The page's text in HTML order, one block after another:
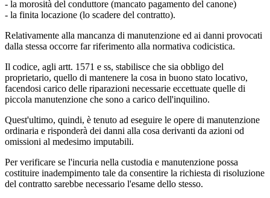
- la morosità del conduttore (mancato pagamento del canone)
- la finita locazione (lo scadere del contratto).
Relativamente alla mancanza di manutenzione ed ai danni provocati
dalla stessa occorre far riferimento alla normativa codicistica.
Il codice, agli artt. 1571 e ss, stabilisce che sia obbligo del
proprietario, quello di mantenere la cosa in buono stato locativo,
facendosi carico delle riparazioni necessarie eccettuate quelle di
piccola manutenzione che sono a carico dell'inquilino.
Quest'ultimo, quindi, è tenuto ad eseguire le opere di manutenzione
ordinaria e risponderà dei danni alla cosa derivanti da azioni od
omissioni al medesimo imputabili.
Per verificare se l'incuria nella custodia e manutenzione possa
costituire inadempimento tale da consentire la richiesta di risoluzione
del contratto sarebbe necessario l'esame dello stesso.